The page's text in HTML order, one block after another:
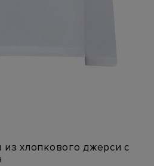
хлопкового джерси с